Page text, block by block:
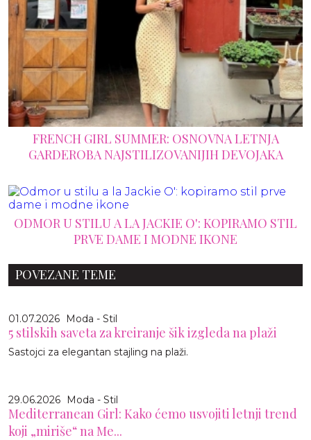
FRENCH GIRL SUMMER: OSNOVNA LETNJA
GARDEROBA NAJSTILIZOVANIJIH DEVOJAKA
ODMOR U STILU A LA JACKIE O': KOPIRAMO STIL
PRVE DAME I MODNE IKONE
POVEZANE TEME
01.07.2026 Moda - Stil
5 stilskih saveta za kreiranje šik izgleda na plaži
Sastojci za elegantan stajling na plaži.
29.06.2026 Moda - Stil
Mediterranean Girl: Kako ćemo usvojiti letnji trend
koji „miriše“ na Me...